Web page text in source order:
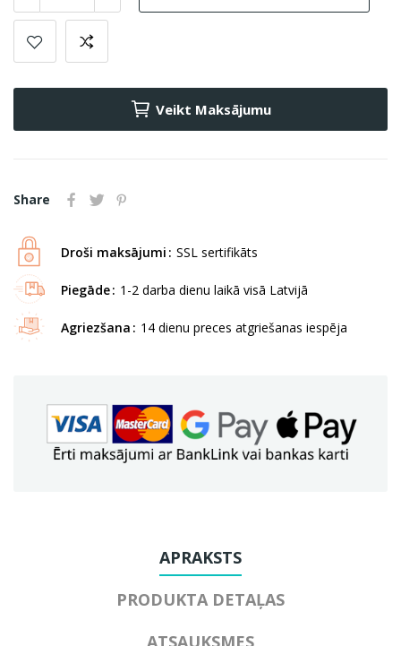
Veikt Maksājumu
Share
Droši maksājumi SSL sertifikāts
Piegāde 1-2 darba dienu laikā visā Latvijā
Agriezšana 14 dienu preces atgriešanas iespēja
APRAKSTS
PRODUKTA DETAĻAS
ATSAUKSMES